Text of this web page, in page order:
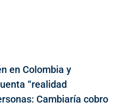
en Colombia y
“realidad
Cambiaría cobro